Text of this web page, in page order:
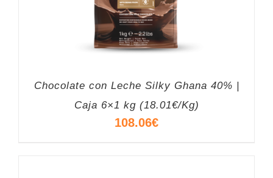
Chocolate con Leche Silky Ghana 40% |
Caja 6×1 kg (18.01€/Kg)
108.06€